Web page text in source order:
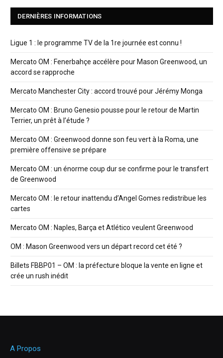
DERNIÈRES INFORMATIONS
Ligue 1 : le programme TV de la 1re journée est connu !
Mercato OM : Fenerbahçe accélère pour Mason Greenwood, un
accord se rapproche
Mercato Manchester City : accord trouvé pour Jérémy Monga
Mercato OM : Bruno Genesio pousse pour le retour de Martin
Terrier, un prêt à l’étude ?
Mercato OM : Greenwood donne son feu vert à la Roma, une
première offensive se prépare
Mercato OM : un énorme coup dur se confirme pour le transfert
de Greenwood
Mercato OM : le retour inattendu d’Angel Gomes redistribue les
cartes
Mercato OM : Naples, Barça et Atlético veulent Greenwood
OM : Mason Greenwood vers un départ record cet été ?
Billets FBBP01 – OM : la préfecture bloque la vente en ligne et
crée un rush inédit
A Propos